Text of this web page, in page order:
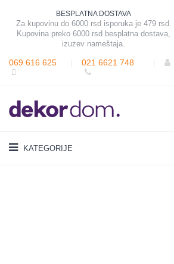
BESPLATNA DOSTAVA
Za kupovinu do 6000 rsd isporuka je 479 rsd.
Kupovina preko 6000 rsd besplatna dostava,
izuzev nameštaja.
069 616 625 021 6621 748
KATEGORIJE